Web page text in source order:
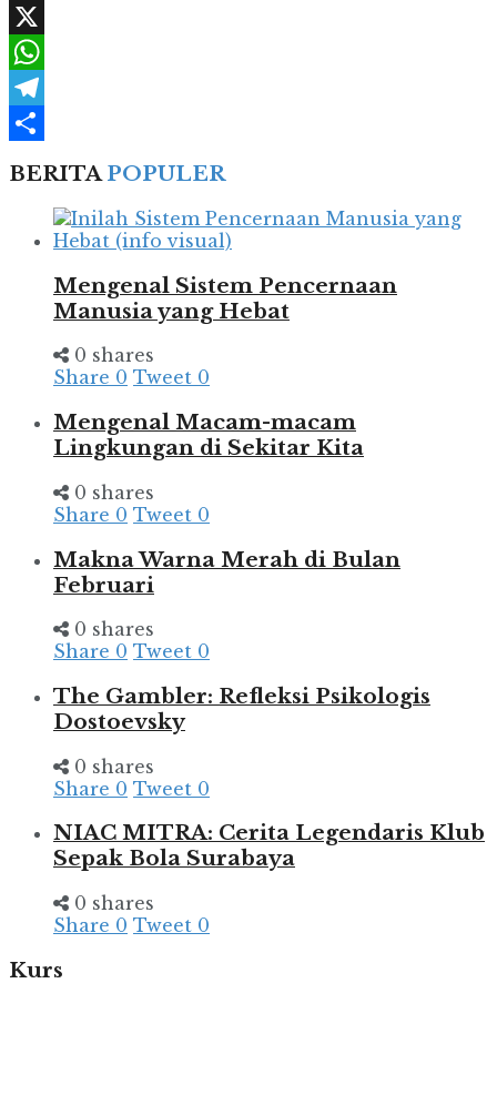
Facebook
X
WhatsApp
Telegram
BERITAPOPULER
Mengenal Sistem Pencernaan
Manusia yang Hebat
0 shares
Share 0 Tweet 0
Mengenal Macam-macam
Lingkungan di Sekitar Kita
0 shares
Share 0 Tweet 0
Makna Warna Merah di Bulan
Februari
0 shares
Share 0 Tweet 0
The Gambler: Refleksi Psikologis
Dostoevsky
0 shares
Share 0 Tweet 0
NIAC MITRA: Cerita Legendaris Klub
Sepak Bola Surabaya
0 shares
Share 0 Tweet 0
Kurs